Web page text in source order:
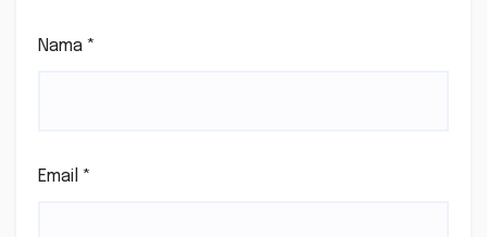
Nama *
Email *